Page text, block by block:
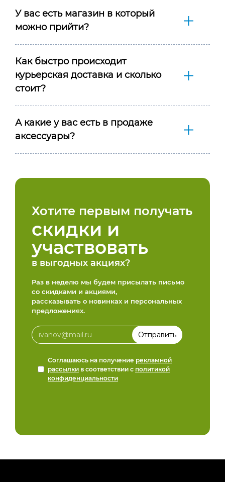
У вас есть магазин в который
можно прийти?
Как быстро происходит
курьерская доставка и сколько
стоит?
А какие у вас есть в продаже
аксессуары?
Хотите первым получать
скидки и
участвовать
в выгодных акциях?
Раз в неделю мы будем присылать письмо
со скидками и акциями,
рассказывать о новинках и персональных
предложениях.
Соглашаюсь на получение рекламной
рассылки в соответствии с политикой
конфиденциальности